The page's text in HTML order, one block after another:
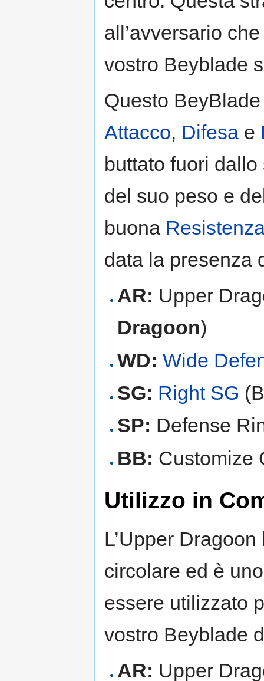
all’avversario
vostro Beyblade
Questo
Attacco, Difesa e
buttato fuori
del suo peso e
buona
data la presenza
AR: Upper
Dragoon)
WD: Wide
SG: Right SG
SP: Defense
BB: Customize
Utilizzo in
L’Upper
circolare ed è
essere utilizzato
vostro Beyblade
AR: Upper